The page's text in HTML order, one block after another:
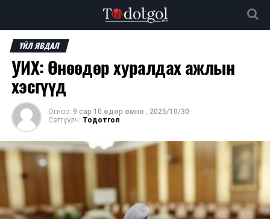
ҮЙЛ ЯВДАЛ
УИХ: Өнөөдөр хуралдах ажлын
хэсгүүд
Огноо: 9 сар 10 өдөр.өмнө , 2025/10/30
Сэтгүүлч: Тодотгол